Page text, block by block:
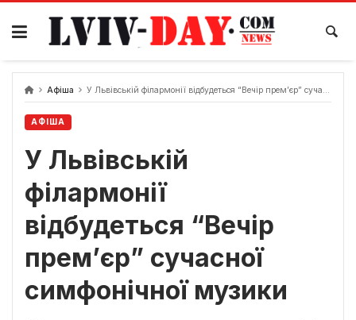
Skip
content
Афіша У Львівській філармонії відбудеться “Вечір прем’єр” сучасної симфонічної музики
АФІША
У Львівській
філармонії
відбудеться “Вечір
прем’єр” сучасної
симфонічної музики